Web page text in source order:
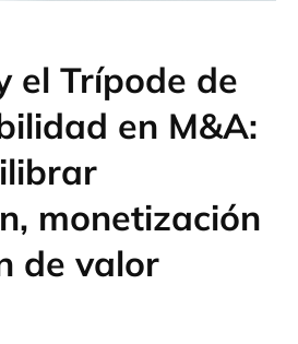
el Trípode de
en M&A:
monetización
de valor